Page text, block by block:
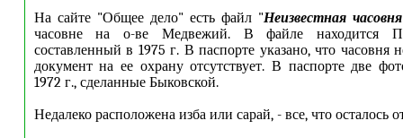
На сайте "Общее дело" есть файл "Неизвестная часовня
часовне на о-ве Медвежий. В файле находится
составленный в 1975 г. В паспорте указано, что часовня
документ на ее охрану отсутствует. В паспорте две
1972 г., сделанные Быковской.
Недалеко расположена изба или сарай, - все, что осталось